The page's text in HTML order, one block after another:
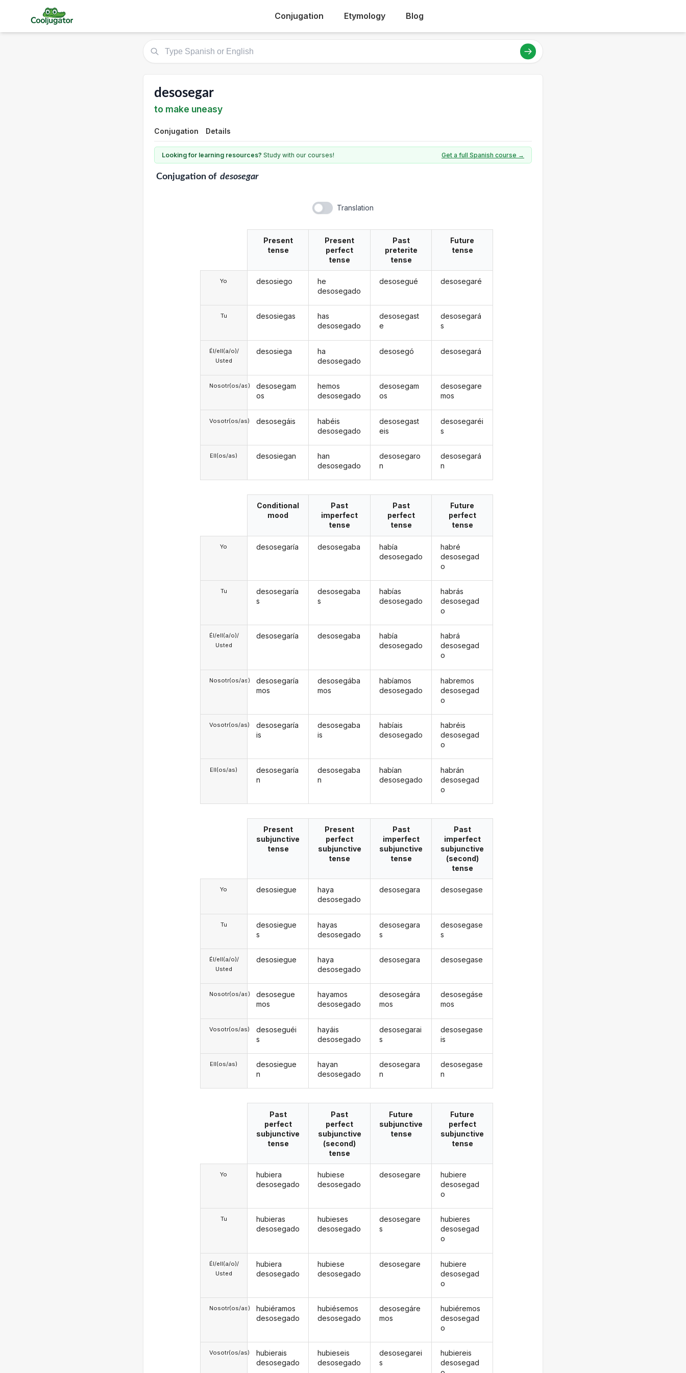
Conjugation Etymology Blog
desosegar
to make uneasy
Conjugation Details
Looking for learning resources? Study with our courses! Get a full Spanish course →
Conjugationof desosegar
Translation
Yo
Tu
Él/ell(a/o)/
Usted
Nosotr(os/as)
Vosotr(os/as)
Ell(os/as)
Present
tense
desosiego
desosiegas
desosiega
desosegam
os
desosegáis
desosiegan
Present
perfect
tense
he
desosegado
has
desosegado
ha
desosegado
hemos
desosegado
habéis
desosegado
han
desosegado
Past
preterite
tense
desosegué
desosegast
e
desosegó
desosegam
os
desosegast
eis
desosegaro
n
Future
tense
desosegaré
desosegará
s
desosegará
desosegare
mos
desosegaréi
s
desosegará
n
Yo
Tu
Él/ell(a/o)/
Usted
Nosotr(os/as)
Vosotr(os/as)
Ell(os/as)
Conditional
mood
desosegaría
desosegaría
s
desosegaría
desosegaría
mos
desosegaría
is
desosegaría
n
Past
imperfect
tense
desosegaba
desosegaba
s
desosegaba
desosegába
mos
desosegaba
is
desosegaba
n
Past
perfect
tense
había
desosegado
habías
desosegado
había
desosegado
habíamos
desosegado
habíais
desosegado
habían
desosegado
Future
perfect
tense
habré
desosegad
o
habrás
desosegad
o
habrá
desosegad
o
habremos
desosegad
o
habréis
desosegad
o
habrán
desosegad
o
Yo
Tu
Él/ell(a/o)/
Usted
Nosotr(os/as)
Vosotr(os/as)
Ell(os/as)
Present
subjunctive
tense
desosiegue
desosiegue
s
desosiegue
desosegue
mos
desoseguéi
s
desosiegue
n
Present
perfect
subjunctive
tense
haya
desosegado
hayas
desosegado
haya
desosegado
hayamos
desosegado
hayáis
desosegado
hayan
desosegado
Past
imperfect
subjunctive
tense
desosegara
desosegara
s
desosegara
desosegára
mos
desosegarai
s
desosegara
n
Past
imperfect
subjunctive
(second)
tense
desosegase
desosegase
s
desosegase
desosegáse
mos
desosegase
is
desosegase
n
Yo
Tu
Él/ell(a/o)/
Usted
Nosotr(os/as)
Vosotr(os/as)
Past
perfect
subjunctive
tense
hubiera
desosegado
hubieras
desosegado
hubiera
desosegado
hubiéramos
desosegado
hubierais
desosegado
Past
perfect
subjunctive
(second)
tense
hubiese
desosegado
hubieses
desosegado
hubiese
desosegado
hubiésemos
desosegado
hubieseis
desosegado
Future
subjunctive
tense
desosegare
desosegare
s
desosegare
desosegáre
mos
desosegarei
s
Future
perfect
subjunctive
tense
hubiere
desosegad
o
hubieres
desosegad
o
hubiere
desosegad
o
hubiéremos
desosegad
o
hubiereis
desosegad